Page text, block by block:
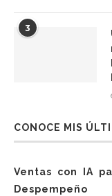
3
CONOCE MIS
Ventas con IA
Despempeño